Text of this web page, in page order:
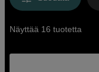
Näyttää 16 tuotetta